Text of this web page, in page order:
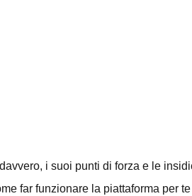
i suoi punti di forza e le
far funzionare la piattaforma per